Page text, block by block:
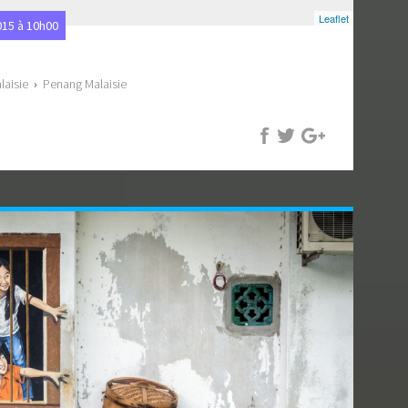
Leaflet
à 10h00
› Penang Malaisie